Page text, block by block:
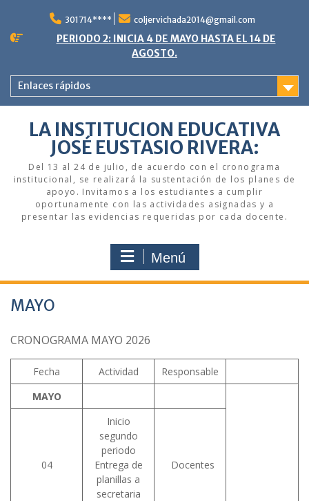
contenido
301714**** coljervichada2014@gmail.com
PERIODO 2: INICIA 4 DE MAYO HASTA EL 14 DE
AGOSTO.
Enlaces rápidos
LA INSTITUCION EDUCATIVA
JOSÉ EUSTASIO RIVERA:
Del 13 al 24 de julio, de acuerdo con el cronograma
institucional, se realizará la sustentación de los planes de
apoyo. Invitamos a los estudiantes a cumplir
oportunamente con las actividades asignadas y a
presentar las evidencias requeridas por cada docente.
Menú
MAYO
CRONOGRAMA MAYO 2026
Fecha Actividad
Responsable
MAYO
04
Inicio
segundo
periodo
Entrega de
planillas a
secretaria
Docentes